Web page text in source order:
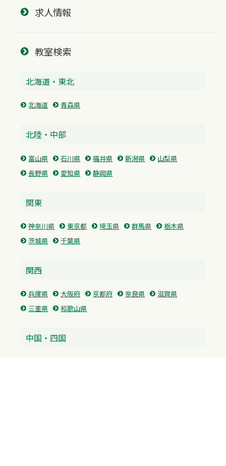
求人情報
教室検索
北海道・東北
北海道 青森県
北陸・中部
富山県 石川県 福井県 新潟県
山梨県
長野県
愛知県 静岡県
関東
神奈川県 東京都 埼玉県 群馬県
栃木県
茨城県
千葉県
関西
兵庫県 大阪府 京都府 奈良県
滋賀県
三重県
和歌山県
中国・四国